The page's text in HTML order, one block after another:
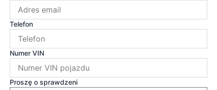
Telefon
Numer VIN
Proszę o sprawdzeni